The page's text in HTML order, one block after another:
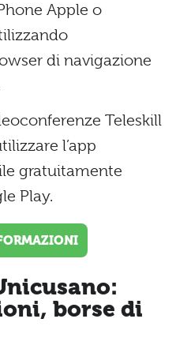
Apple o
di navigazione
Teleskill
l’app
gratuitamente
Play.
borse di